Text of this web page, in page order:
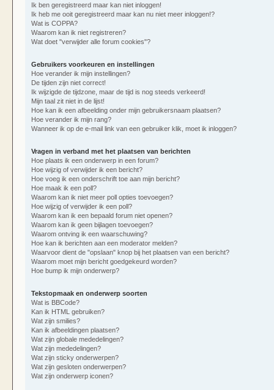
Ik ben geregistreerd maar kan niet inloggen!
Ik heb me ooit geregistreerd maar kan nu niet meer inloggen!?
Wat is COPPA?
Waarom kan ik niet registreren?
Wat doet "verwijder alle forum cookies"?
Gebruikers voorkeuren en instellingen
Hoe verander ik mijn instellingen?
De tijden zijn niet correct!
Ik wijzigde de tijdzone, maar de tijd is nog steeds verkeerd!
Mijn taal zit niet in de lijst!
Hoe kan ik een afbeelding onder mijn gebruikersnaam plaatsen?
Hoe verander ik mijn rang?
Wanneer ik op de e-mail link van een gebruiker klik, moet ik inloggen?
Vragen in verband met het plaatsen van berichten
Hoe plaats ik een onderwerp in een forum?
Hoe wijzig of verwijder ik een bericht?
Hoe voeg ik een onderschrift toe aan mijn bericht?
Hoe maak ik een poll?
Waarom kan ik niet meer poll opties toevoegen?
Hoe wijzig of verwijder ik een poll?
Waarom kan ik een bepaald forum niet openen?
Waarom kan ik geen bijlagen toevoegen?
Waarom ontving ik een waarschuwing?
Hoe kan ik berichten aan een moderator melden?
Waarvoor dient de "opslaan" knop bij het plaatsen van een bericht?
Waarom moet mijn bericht goedgekeurd worden?
Hoe bump ik mijn onderwerp?
Tekstopmaak en onderwerp soorten
Wat is BBCode?
Kan ik HTML gebruiken?
Wat zijn smilies?
Kan ik afbeeldingen plaatsen?
Wat zijn globale mededelingen?
Wat zijn mededelingen?
Wat zijn sticky onderwerpen?
Wat zijn gesloten onderwerpen?
Wat zijn onderwerp iconen?